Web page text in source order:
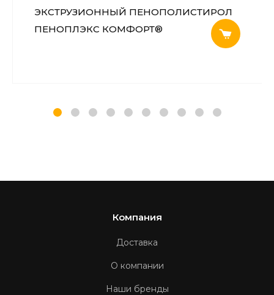
ЭКСТРУЗИОННЫЙ ПЕНОПОЛИСТИРОЛ
ПЕНОПЛЭКС КОМФОРТ®
Компания
Доставка
О компании
Наши бренды